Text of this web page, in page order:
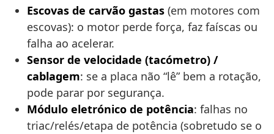
Escovas de carvão gastas (em motores com
escovas): o motor perde força, faz faíscas ou
falha ao acelerar.
Sensor de velocidade (tacómetro) /
cablagem: se a placa não “lê” bem a rotação,
pode parar por segurança.
Módulo eletrónico de potência: falhas no
triac/relés/etapa de potência (sobretudo se o